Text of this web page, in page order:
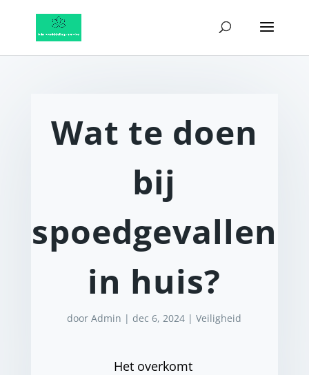
Wat te doen
bij
spoedgevallen
in huis?
doorAdmin | dec 6, 2024 |Veiligheid
Het overkomt